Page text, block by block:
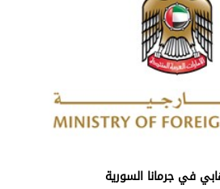
في جرمانا السورية